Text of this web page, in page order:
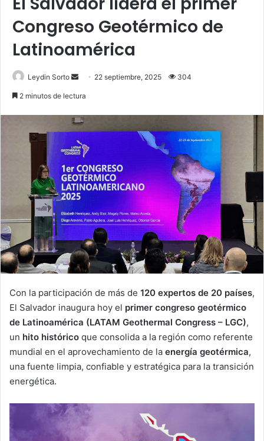
Congreso Geotérmico de
Latinoamérica
Leydin Sorto
Send 22 septiembre, 2025 304
2 minutos de lectura
Con la participación de más de 120 expertos de 20 países,
El Salvador inaugura hoy el primer congreso geotérmico
de Latinoamérica (LATAM Geothermal Congress – LGC),
un hito histórico que consolida a la región como referente
mundial en el aprovechamiento de la energía geotérmica,
una fuente limpia, confiable y estratégica para la transición
energética.